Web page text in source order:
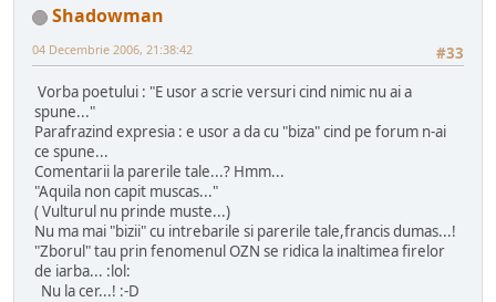
Shadowman
#33
04 Decembrie 2006, 21:38:42
Vorba poetului : "E usor a scrie versuri cind nimic nu ai a
spune..."
Parafrazind expresia : e usor a da cu "biza" cind pe forum n-ai
ce spune...
Comentarii la parerile tale...? Hmm...
"Aquila non capit muscas..."
( Vulturul nu prinde muste...)
Nu ma mai "bizii" cu intrebarile si parerile tale,francis dumas...!
"Zborul" tau prin fenomenul OZN se ridica la inaltimea firelor
de iarba... :lol:
Nu la cer...! :-D